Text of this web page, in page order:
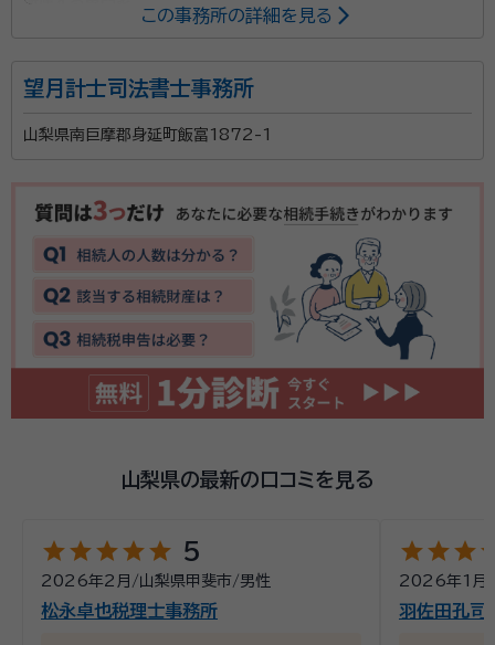
際に自分で手続しなくてはならないとなると何をどうし
割協議書の作成等、行政書士が対応できる部分は弊所
にて書類作成をさせていただき、不動産の相続登記や
相続税の申告が発生する場合には、提携している司法書
士事務所や税理士事務所を責任をもってご紹介いたし
ます。まずはお気軽にお問い合わせください。
資格等： 行政書士
この事務所の詳細を見る
望月計士司法書士事務所
山梨県南巨摩郡身延町飯富1872-1
山梨県の最新の口コミを見る
starstarstarstarstar 5
2026年2月 /山梨県甲斐市/男性
松永卓也税理士事務所
starstarstar
2026年1月
羽佐田孔司